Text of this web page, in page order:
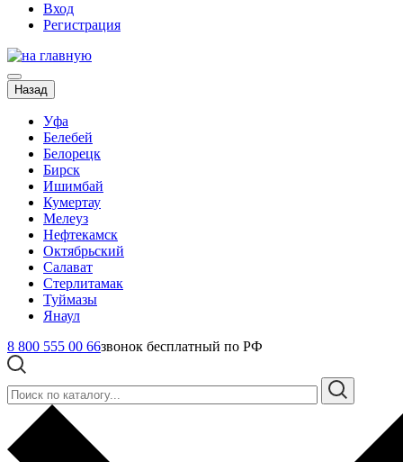
Вход
Регистрация
Назад
Уфа
Белебей
Белорецк
Бирск
Ишимбай
Кумертау
Мелеуз
Нефтекамск
Октябрьский
Салават
Стерлитамак
Туймазы
Янаул
8 800 555 00 66звонок бесплатный по РФ